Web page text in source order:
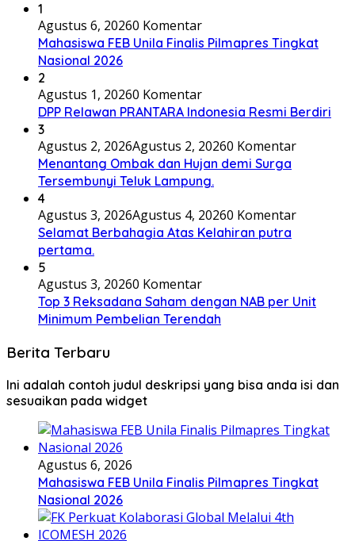
1
Agustus 6, 20260 Komentar
Mahasiswa FEB Unila Finalis Pilmapres Tingkat
Nasional 2026
2
Agustus 1, 20260 Komentar
DPP Relawan PRANTARA Indonesia Resmi Berdiri
3
Agustus 2, 2026Agustus 2, 20260 Komentar
Menantang Ombak dan Hujan demi Surga
Tersembunyi Teluk Lampung.
4
Agustus 3, 2026Agustus 4, 20260 Komentar
Selamat Berbahagia Atas Kelahiran putra
pertama.
5
Agustus 3, 20260 Komentar
Top 3 Reksadana Saham dengan NAB per Unit
Minimum Pembelian Terendah
Berita Terbaru
Ini adalah contoh judul deskripsi yang bisa anda isi dan
sesuaikan pada widget
Agustus 6, 2026
Mahasiswa FEB Unila Finalis Pilmapres Tingkat
Nasional 2026